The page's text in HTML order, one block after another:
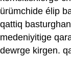
ürümchide élip
qattiq
medeniyitige
dewrge kirgen.